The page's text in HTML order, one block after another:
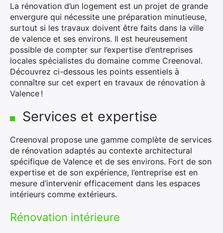
La rénovation d’un logement est un projet de grande
envergure qui nécessite une préparation minutieuse,
surtout si les travaux doivent être faits dans la ville
de valence et ses environs. Il est heureusement
possible de compter sur l’expertise d’entreprises
locales spécialistes du domaine comme Creenoval.
Découvrez ci-dessous les points essentiels à
connaître sur cet expert en travaux de rénovation à
Valence !
Services et expertise
Creenoval propose une gamme complète de services
de rénovation adaptés au contexte architectural
spécifique de Valence et de ses environs. Fort de son
expertise et de son expérience, l’entreprise est en
mesure d’intervenir efficacement dans les espaces
intérieurs comme extérieurs.
Rénovation intérieure